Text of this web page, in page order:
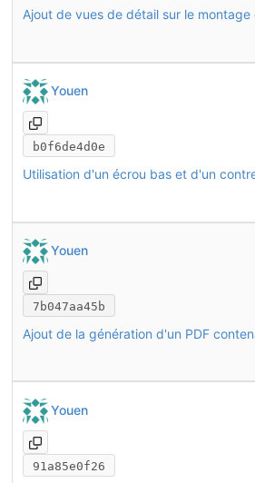
Youen
b0f6de4d0e
Youen
7b047aa45b
Youen
91a85e0f26